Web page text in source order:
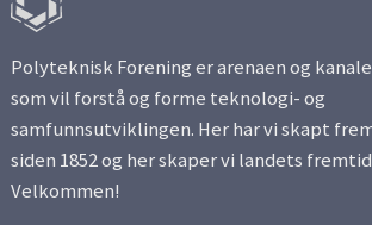
Polyteknisk Forening er arenaen og
som vil forstå og forme teknologi- og
samfunnsutviklingen. Her har vi skapt
siden 1852 og her skaper vi landets
Velkommen!